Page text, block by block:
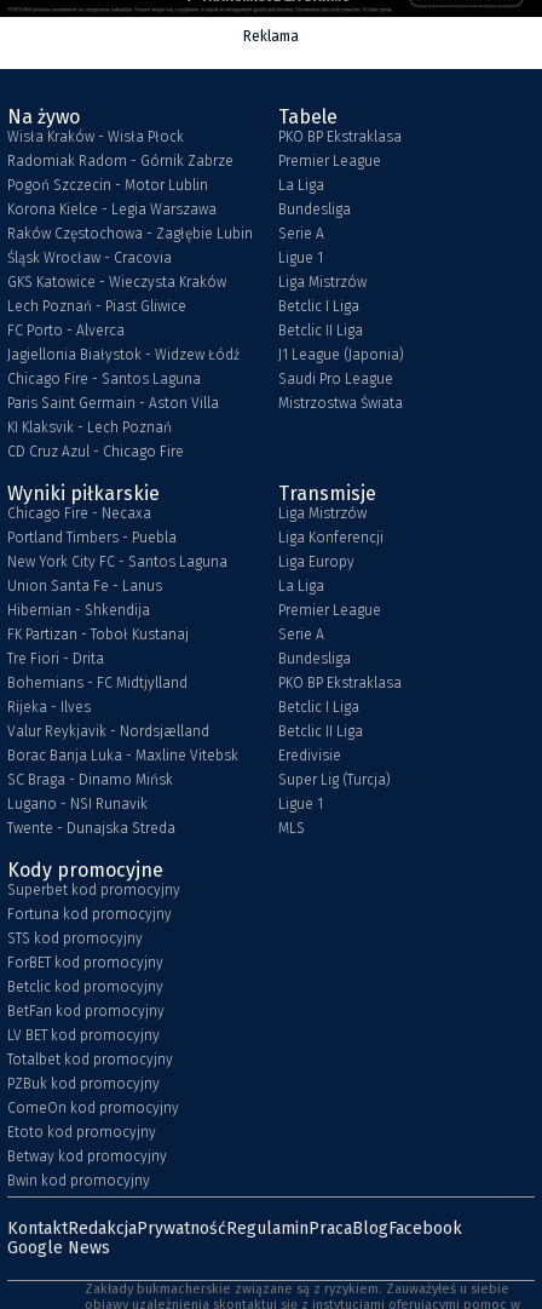
Reklama
Na żywo
Wisła Kraków - Wisła Płock
Radomiak Radom - Górnik Zabrze
Pogoń Szczecin - Motor Lublin
Korona Kielce - Legia Warszawa
Raków Częstochowa - Zagłębie Lubin
Śląsk Wrocław - Cracovia
GKS Katowice - Wieczysta Kraków
Lech Poznań - Piast Gliwice
FC Porto - Alverca
Jagiellonia Białystok - Widzew Łódź
Chicago Fire - Santos Laguna
Paris Saint Germain - Aston Villa
KI Klaksvik - Lech Poznań
CD Cruz Azul - Chicago Fire
Tabele
PKO BP Ekstraklasa
Premier League
La Liga
Bundesliga
Serie A
Ligue 1
Liga Mistrzów
Betclic I Liga
Betclic II Liga
J1 League (Japonia)
Saudi Pro League
Mistrzostwa Świata
Wyniki piłkarskie
Chicago Fire - Necaxa
Portland Timbers - Puebla
New York City FC - Santos Laguna
Union Santa Fe - Lanus
Hibernian - Shkendija
FK Partizan - Toboł Kustanaj
Tre Fiori - Drita
Bohemians - FC Midtjylland
Rijeka - Ilves
Valur Reykjavik - Nordsjælland
Borac Banja Luka - Maxline Vitebsk
SC Braga - Dinamo Mińsk
Lugano - NSI Runavik
Twente - Dunajska Streda
Transmisje
Liga Mistrzów
Liga Konferencji
Liga Europy
La Liga
Premier League
Serie A
Bundesliga
PKO BP Ekstraklasa
Betclic I Liga
Betclic II Liga
Eredivisie
Super Lig (Turcja)
Ligue 1
MLS
Kody promocyjne
Superbet kod promocyjny
Fortuna kod promocyjny
STS kod promocyjny
ForBET kod promocyjny
Betclic kod promocyjny
BetFan kod promocyjny
LV BET kod promocyjny
Totalbet kod promocyjny
PZBuk kod promocyjny
ComeOn kod promocyjny
Etoto kod promocyjny
Betway kod promocyjny
Bwin kod promocyjny
KontaktRedakcjaPrywatnośćRegulaminPracaBlogFacebook
Google News
Zakłady bukmacherskie związane są z ryzykiem. Zauważyłeś u siebie
objawy uzależnienia skontaktuj się z instytucjami oferującymi pomoc w